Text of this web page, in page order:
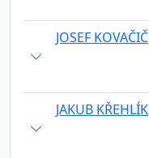
JOSEF KOVAČIČ
JAKUB KŘEHLÍK